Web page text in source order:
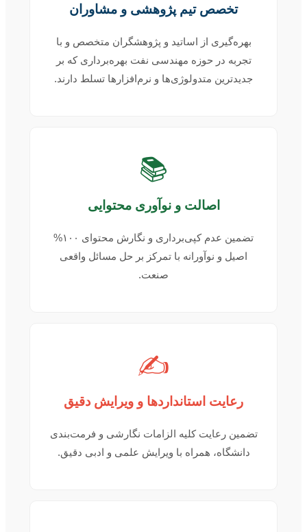
تخصص تیم پژوهشی و مشاوران
بهره‌گیری از اساتید و پژوهشگران متخصص و با
تجربه در حوزه مهندسی نفت بهره‌برداری که بر
جدیدترین متدولوژی‌ها و نرم‌افزارها تسلط دارند.
📚
اصالت و نوآوری محتوایی
تضمین عدم کپی‌برداری و نگارش محتوای ۱۰۰%
اصیل و نوآورانه با تمرکز بر حل مسائل واقعی
صنعت.
✍️
رعایت استانداردها و ویرایش دقیق
تضمین رعایت کلیه الزامات نگارشی و فرمت‌بندی
دانشگاه، همراه با ویرایش علمی و ادبی دقیق.